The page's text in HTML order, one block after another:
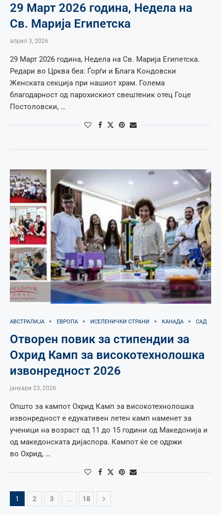
29 Март 2026 година, Недела на
Св. Марија Египетска
април 3, 2026
29 Март 2026 година, Недела на Св. Марија Египетска.
Редари во Црква беа: Ѓорѓи и Блага Кондовски
Женската секција при нашиот храм. Голема
благодарност од парохискиот свештеник отец Гоце
Постоловски, …
АВСТРАЛИЈА ЕВРОПА ИСЕЛЕНИЧКИ СТРАНИ КАНАДА САД
Отворен повик за стипендии за
Охрид Камп за високотехнолошка
извонредност 2026
јануари 23, 2026
Општо за кампот Охрид Камп за високотехнолошка
извонредност е едукативен летен камп наменет за
ученици на возраст од 11 до 15 години од Македонија и
од македонската дијаспора. Кампот ќе се одржи
во Охрид, …
1 2 3 … 18